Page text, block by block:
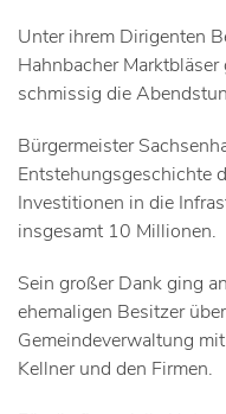
Unter ihrem Dirigenten
Hahnbacher
schmissig die
Bürgermeister
Entstehungsgeschichte
Investitionen in die
insgesamt 10 Millionen.
Sein großer Dank ging
ehemaligen Besitzer
Gemeindeverwaltung
Kellner und den Firmen.